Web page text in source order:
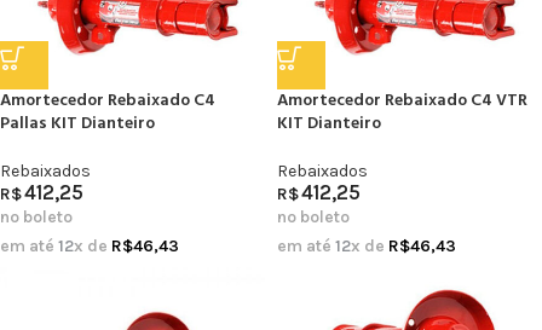
Amortecedor Rebaixado C4
Pallas KIT Dianteiro
Rebaixados
R$412,25
no boleto
em até 12x de R$46,43
Amortecedor Rebaixado C4 VTR
KIT Dianteiro
Rebaixados
R$412,25
no boleto
em até 12x de R$46,43